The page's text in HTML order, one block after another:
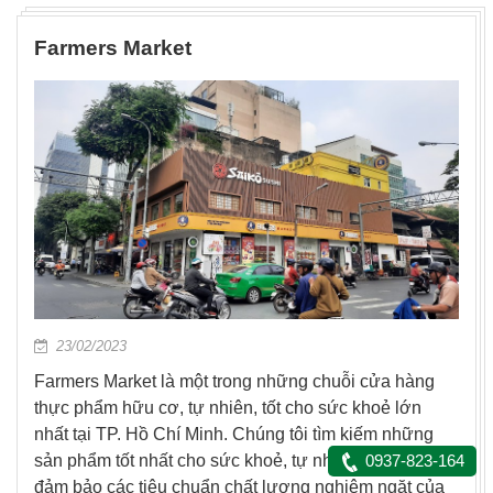
Farmers Market
23/02/2023
Farmers Market là một trong những chuỗi cửa hàng
thực phẩm hữu cơ, tự nhiên, tốt cho sức khoẻ lớn
nhất tại TP. Hồ Chí Minh. Chúng tôi tìm kiếm những
sản phẩm tốt nhất cho sức khoẻ, tự nhiên & hữu cơ,
đảm bảo các tiêu chuẩn chất lượng nghiêm ngặt của
0937-823-164